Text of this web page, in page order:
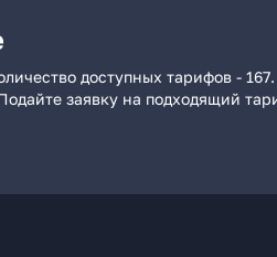
доступных тарифов -
заявку на подходящий